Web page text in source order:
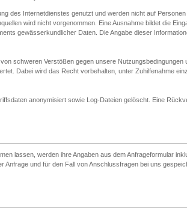
des Internetdienstes genutzt und werden nicht auf
wird nicht vorgenommen. Eine Ausnahme bildet die
gewässerkundlicher Daten. Die Angabe dieser
schweren Verstößen gegen unsere Nutzungsbedingungen
Dabei wird das Recht vorbehalten, unter Zuhilfenahme
anonymisiert sowie Log-Dateien gelöscht. Eine
lassen, werden ihre Angaben aus dem Anfrageformular
Anfrage und für den Fall von Anschlussfragen bei uns